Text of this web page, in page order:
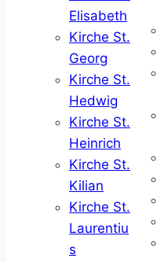
Elisabeth
Kirche St.
Georg
Kirche St.
Hedwig
Kirche St.
Heinrich
Kirche St.
Kilian
Kirche St.
Laurentiu
s